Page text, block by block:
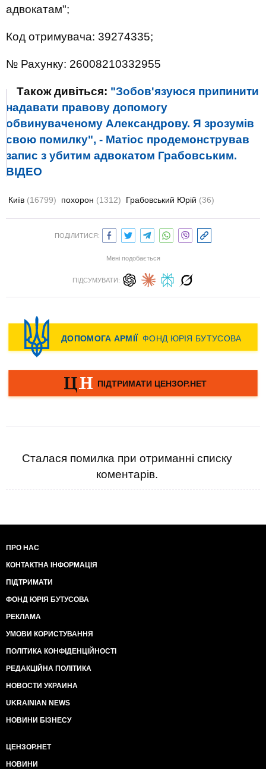
адвокатам";
Код отримувача: 39274335;
№ Рахунку: 26008210332955
Також дивіться: "Зобов'язуюся припинити
надавати правову допомогу
обвинуваченому Александрову. Я зрозумів
свою помилку", - Матіос продемонстрував
запис з убитим адвокатом Грабовським.
ВІДЕО
Київ (16799) похорон (1312) Грабовський Юрій (36)
ПОДІЛИТИСЯ:
Мені подобається
ПІДСУМУВАТИ:
Сталася помилка при отриманні списку
коментарів.
ПРО НАС
КОНТАКТНА ІНФОРМАЦІЯ
ПІДТРИМАТИ
ФОНД ЮРІЯ БУТУСОВА
РЕКЛАМА
УМОВИ КОРИСТУВАННЯ
ПОЛІТИКА КОНФІДЕНЦІЙНОСТІ
РЕДАКЦІЙНА ПОЛІТИКА
НОВОСТИ УКРАИНА
UKRAINIAN NEWS
НОВИНИ БІЗНЕСУ
ЦЕНЗОР.НЕТ
НОВИНИ